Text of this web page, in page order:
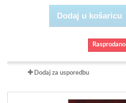
Dodaj u košaricu
Rasprodano
Dodaj za usporedbu